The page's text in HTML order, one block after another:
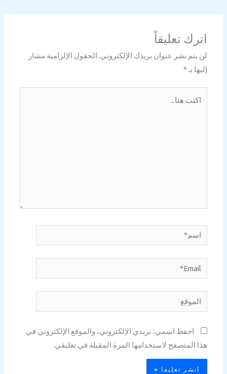
اترك تعليقاً
لن يتم نشر عنوان بريدك الإلكتروني. الحقول الإلزامية مشار
إليها بـ *
اسم*
Email*
الموقع
احفظ اسمي، بريدي الإلكتروني، والموقع الإلكتروني في
هذا المتصفح لاستخدامها المرة المقبلة في تعليقي.